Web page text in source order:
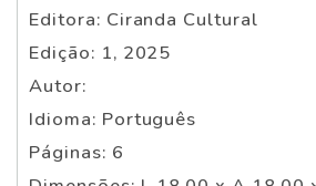
Editora: Ciranda Cultural
Edição: 1, 2025
Autor:
Idioma: Português
Páginas: 6